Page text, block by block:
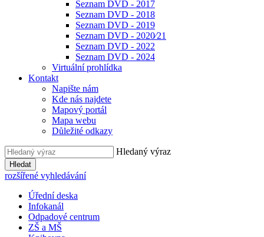
Seznam DVD - 2017
Seznam DVD - 2018
Seznam DVD - 2019
Seznam DVD - 2020⁄21
Seznam DVD - 2022
Seznam DVD - 2024
Virtuální prohlídka
Kontakt
Napište nám
Kde nás najdete
Mapový portál
Mapa webu
Důležité odkazy
Hledaný výraz
Hledat
rozšířené vyhledávání
Úřední deska
Infokanál
Odpadové centrum
ZŠ a MŠ